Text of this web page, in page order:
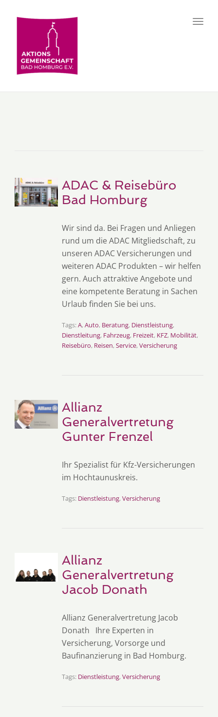
ADAC & Reisebüro
Bad Homburg
Wir sind da. Bei Fragen und Anliegen
rund um die ADAC Mitgliedschaft, zu
unseren ADAC Versicherungen und
weiteren ADAC Produkten – wir helfen
gern. Auch attraktive Angebote und
eine kompetente Beratung in Sachen
Urlaub finden Sie bei uns.
Tags:A,Auto, Beratung, Dienstleistung,
Dienstleitung, Fahrzeug, Freizeit, KFZ, Mobilität,
Reisebüro, Reisen,Service,Versicherung
Allianz
Generalvertretung
Gunter Frenzel
Ihr Spezialist für Kfz-Versicherungen
im Hochtaunuskreis.
Tags: Dienstleistung,Versicherung
Allianz
Generalvertretung
Jacob Donath
Allianz Generalvertretung Jacob
Donath Ihre Experten in
Versicherung, Vorsorge und
Baufinanzierung in Bad Homburg.
Tags: Dienstleistung,Versicherung